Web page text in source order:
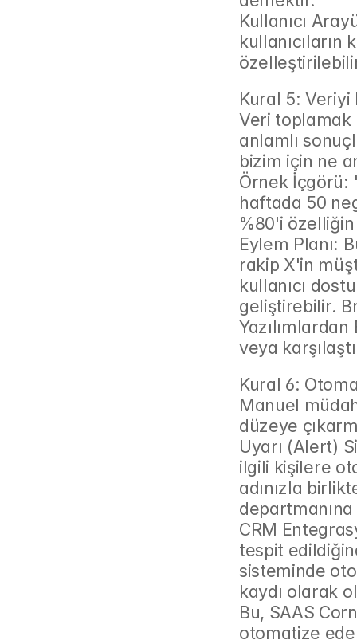
Kullanıcı
Kural 5:
Veri toplamak
anlamlı
bizim için ne
Örnek İçgörü:
haftada 50
%80'i
Eylem Planı:
rakip X'in
kullanıcı
geliştirebilir.
veya
Kural 6:
Manuel
düzeye
Uyarı (Alert)
ilgili kişilere
adınızla
CRM
tespit
sisteminde
kaydı olarak
Bu, SAAS
otomatize